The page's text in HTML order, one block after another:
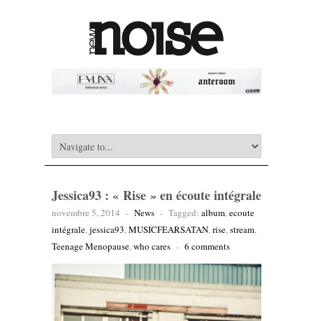
Jessica93 : « Rise » en écoute intégrale
novembre 5, 2014 - News - Tagged: album,ecoute
intégrale,jessica93,MUSICFEARSATAN,rise,stream,
Teenage Menopause,who cares - 6 comments